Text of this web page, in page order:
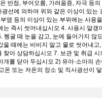
반점, 부어오름, 가려움증, 자극 등
광선에 의하여 위와 같은 이상이 있는
염 등의 이상이 있는 부위에는 사용
는 즉시 씻어내십시오 4. 사용시 알갱
헹굴 때 눈을 감고, 눈에 들어가지 않
을 때에는 비비지 말고 물로 씻어내고
찾아 상담하십시오 7. 보관 및 취급
개를 닫아 두십시오 2) 유아·소아의
온 또는 저온의 장소 및 직사광선이